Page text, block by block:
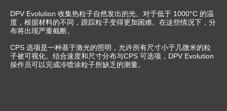
DPV Evolution 收集热粒子自然发出的光。对于低于 1000°C 的温
度，根据材料的不同，跟踪粒子变得更加困难。在这些情况下，分
布将出现严重截断。
CPS 选项是一种基于激光的照明，允许所有尺寸小于几微米的粒
子被可视化。结合速度和尺寸分布与CPS 可选项，DPV Evolution
操作员可以完成冷喷涂粒子所缺乏的测量。